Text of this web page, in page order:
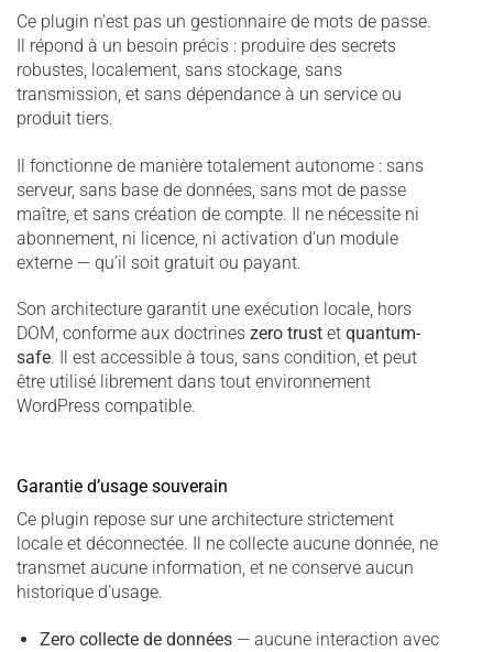
Ce plugin n’est pas un gestionnaire de mots de passe.
Il répond à un besoin précis : produire des secrets
robustes, localement, sans stockage, sans
transmission, et sans dépendance à un service ou
produit tiers.
Il fonctionne de manière totalement autonome : sans
serveur, sans base de données, sans mot de passe
maître, et sans création de compte. Il ne nécessite ni
abonnement, ni licence, ni activation d’un module
externe — qu’il soit gratuit ou payant.
Son architecture garantit une exécution locale, hors
DOM, conforme aux doctrines zero trust et quantum-
safe. Il est accessible à tous, sans condition, et peut
être utilisé librement dans tout environnement
WordPress compatible.
Garantie d’usage souverain
Ce plugin repose sur une architecture strictement
locale et déconnectée. Il ne collecte aucune donnée, ne
transmet aucune information, et ne conserve aucun
historique d’usage.
Zero collecte de données— aucune interaction avec